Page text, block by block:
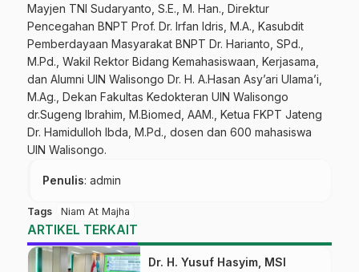
Mayjen TNI Sudaryanto, S.E., M. Han., Direktur
Pencegahan BNPT Prof. Dr. Irfan Idris, M.A., Kasubdit
Pemberdayaan Masyarakat BNPT Dr. Harianto, SPd.,
M.Pd., Wakil Rektor Bidang Kemahasiswaan, Kerjasama,
dan Alumni UIN Walisongo Dr. H. A.Hasan Asy’ari Ulama’i,
M.Ag., Dekan Fakultas Kedokteran UIN Walisongo
dr.Sugeng Ibrahim, M.Biomed, AAM., Ketua FKPT Jateng
Dr. Hamidulloh Ibda, M.Pd., dosen dan 600 mahasiswa
UIN Walisongo.
Penulis: admin
Tags Niam At Majha
ARTIKEL TERKAIT
Dr. H. Yusuf Hasyim, MSI